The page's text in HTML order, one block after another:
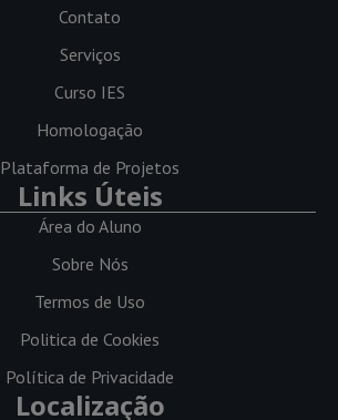
Contato
Serviços
Curso IES
Homologação
Plataforma de Projetos
Links Úteis
Área do Aluno
Sobre Nós
Termos de Uso
Politica de Cookies
Política de Privacidade
Localização